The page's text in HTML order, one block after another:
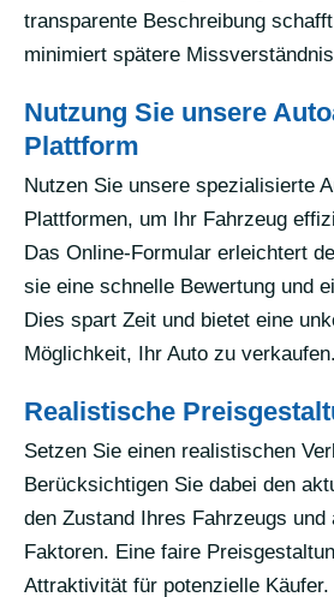
transparente Beschreibung
minimiert spätere
Nutzung Sie unsere
Plattform
Nutzen Sie unsere spezialisierte
Plattformen, um Ihr Fahrzeug
Das Online-Formular erleichtert
sie eine schnelle Bewertung und
Dies spart Zeit und bietet eine
Möglichkeit, Ihr Auto zu verkaufen.
Realistische
Setzen Sie einen realistischen
Berücksichtigen Sie dabei den
den Zustand Ihres Fahrzeugs und
Faktoren. Eine faire
Attraktivität für potenzielle Käufer.